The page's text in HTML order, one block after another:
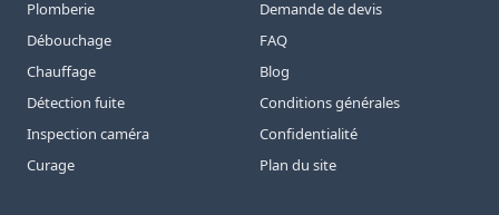
Plomberie
Débouchage
Chauffage
Détection fuite
Inspection caméra
Curage
Demande de devis
FAQ
Blog
Conditions générales
Confidentialité
Plan du site